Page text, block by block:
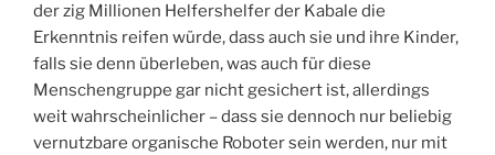
der zig Millionen Helfershelfer der Kabale die
Erkenntnis reifen würde, dass auch sie und ihre Kinder,
falls sie denn überleben, was auch für diese
Menschengruppe gar nicht gesichert ist, allerdings
weit wahrscheinlicher – dass sie dennoch nur beliebig
vernutzbare organische Roboter sein werden, nur mit